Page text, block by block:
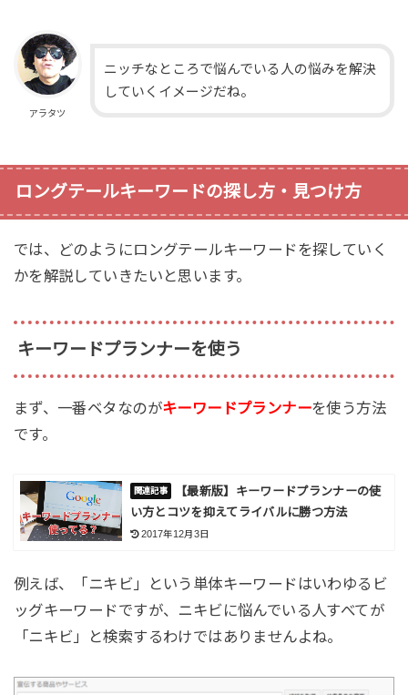
アラタツ
ニッチなところで悩んでいる人の悩みを解決
していくイメージだね。
ロングテールキーワードの探し方・見つけ方
では、どのようにロングテールキーワードを探していく
かを解説していきたいと思います。
キーワードプランナーを使う
まず、一番ベタなのがキーワードプランナーを使う方法
です。
【最新版】キーワードプランナーの使
い方とコツを抑えてライバルに勝つ方法
2017年12月3日
例えば、「ニキビ」という単体キーワードはいわゆるビ
ッグキーワードですが、ニキビに悩んでいる人すべてが
「ニキビ」と検索するわけではありませんよね。